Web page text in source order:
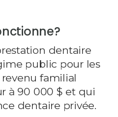
dentaire
public pour les
familial
à 90 000 $ et qui
dentaire privée.